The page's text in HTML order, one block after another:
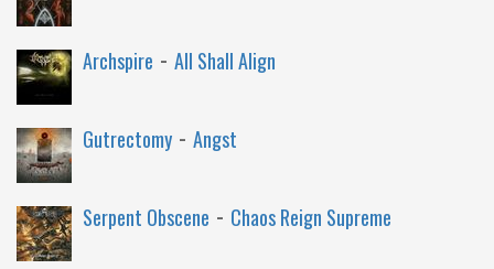
Archspire - All Shall Align
Gutrectomy - Angst
Serpent Obscene - Chaos Reign Supreme